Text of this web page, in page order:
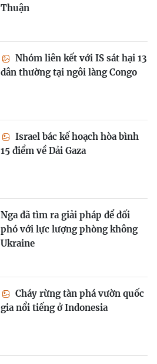
Thuận
Nhóm liên kết với IS sát hại 13
dân thường tại ngôi làng Congo
Israel bác kế hoạch hòa bình
15 điểm về Dải Gaza
Nga đã tìm ra giải pháp để đối
phó với lực lượng phòng không
Ukraine
Cháy rừng tàn phá vườn quốc
gia nổi tiếng ở Indonesia